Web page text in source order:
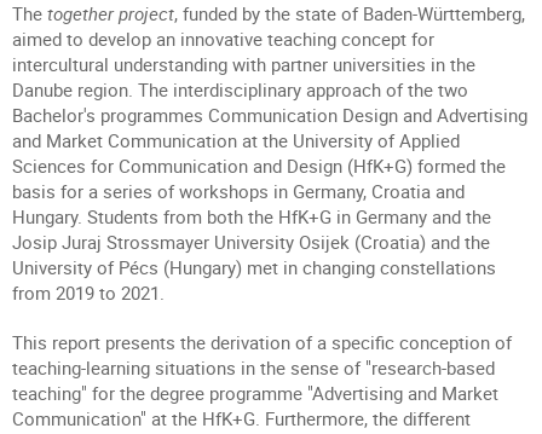
The together project, funded by the state of Baden-Württemberg,
aimed to develop an innovative teaching concept for
intercultural understanding with partner universities in the
Danube region. The interdisciplinary approach of the two
Bachelor's programmes Communication Design and Advertising
and Market Communication at the University of Applied
Sciences for Communication and Design (HfK+G) formed the
basis for a series of workshops in Germany, Croatia and
Hungary. Students from both the HfK+G in Germany and the
Josip Juraj Strossmayer University Osijek (Croatia) and the
University of Pécs (Hungary) met in changing constellations
from 2019 to 2021.
This report presents the derivation of a specific conception of
teaching-learning situations in the sense of "research-based
teaching" for the degree programme "Advertising and Market
Communication" at the HfK+G. Furthermore, the different